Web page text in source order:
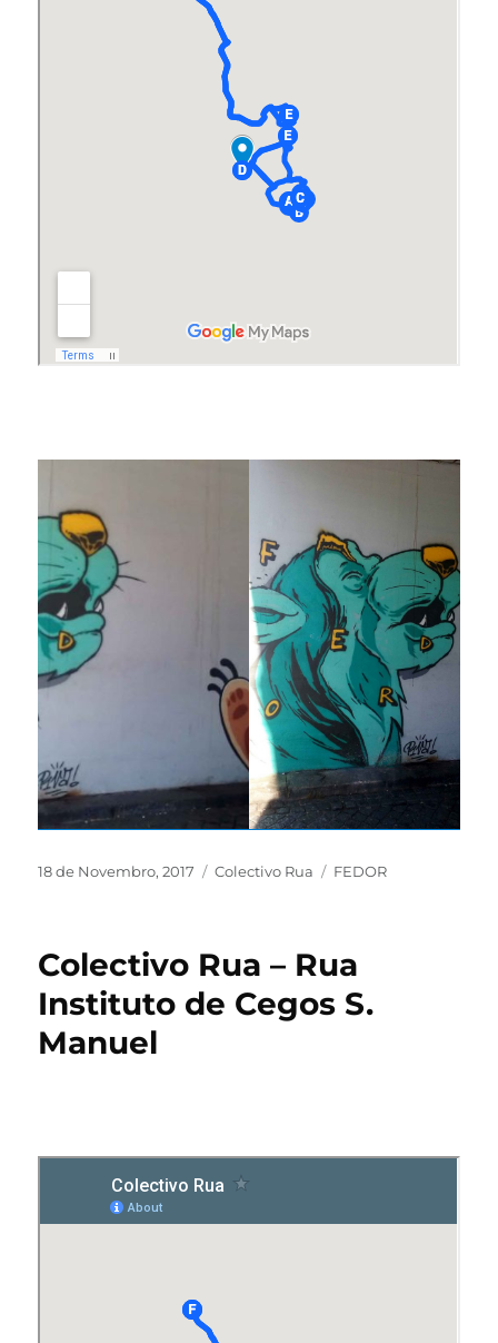
18 de Novembro, 2017 Colectivo Rua FEDOR
Colectivo Rua – Rua
Instituto de Cegos S.
Manuel